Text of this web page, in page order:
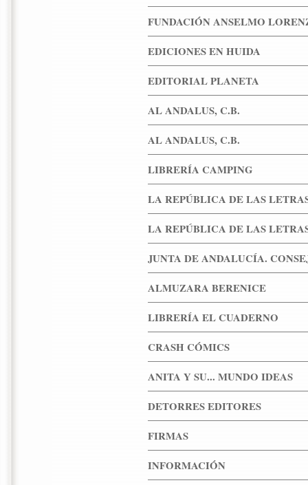
FUNDACIÓN ANSELMO
EDICIONES EN HUIDA
EDITORIAL PLANETA
AL ANDALUS, C.B.
AL ANDALUS, C.B.
LIBRERÍA CAMPING
LA REPÚBLICA DE LAS
LA REPÚBLICA DE LAS
JUNTA DE ANDALUCÍA.
ALMUZARA BERENICE
LIBRERÍA EL CUADERNO
CRASH CÓMICS
ANITA Y SU... MUNDO IDEAS
DETORRES EDITORES
FIRMAS
INFORMACIÓN